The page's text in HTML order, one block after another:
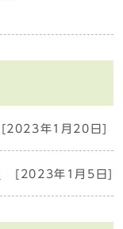
[2023年1月20日]
[2023年1月5日]